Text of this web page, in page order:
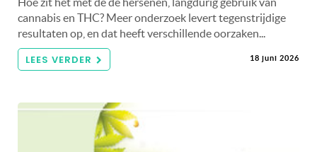
cannabis en THC? Meer onderzoek levert tegenstrijdige
resultaten op, en dat heeft verschillende oorzaken...
LEES VERDER 18 juni 2026